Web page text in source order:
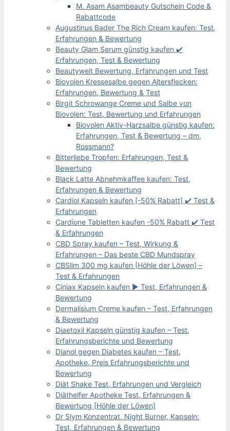
M. Asam Asambeauty Gutschein Code &
Rabattcode
Augustinus Bader The Rich Cream kaufen: Test,
Erfahrungen & Bewertung
Beauty Glam Serum günstig kaufen ✔️
Erfahrungen, Test & Bewertung
Beautywelt Bewertung, Erfahrungen und Test
Biovolen Kressesalbe gegen Altersflecken:
Erfahrungen, Bewertung & Test
Birgit Schrowange Creme und Salbe von
Biovolen: Test, Bewertung und Erfahrungen
Biovolen Aktiv-Harzsalbe günstig kaufen:
Erfahrungen, Test & Bewertung – dm,
Rossmann?
Bitterliebe Tropfen: Erfahrungen, Test &
Bewertung
Black Latte Abnehmkaffee kaufen: Test,
Erfahrungen & Bewertung
Cardiol Kapseln kaufen [-50% Rabatt] ✔️ Test &
Erfahrungen
Cardione Tabletten kaufen -50% Rabatt ✔️ Test
& Erfahrungen
CBD Spray kaufen – Test, Wirkung &
Erfahrungen – Das beste CBD Mundspray
CBSlim 300 mg kaufen [Höhle der Löwen] –
Test & Erfahrungen
Ciniax Kapseln kaufen ▶️ Test, Erfahrungen &
Bewertung
Dermalisium Creme kaufen – Test, Erfahrungen
& Bewertung
Diaetoxil Kapseln günstig kaufen – Test,
Erfahrungsberichte und Bewertung
Dianol gegen Diabetes kaufen – Test,
Apotheke, Preis Erfahrungsberichte und
Bewertung
Diät Shake Test, Erfahrungen und Vergleich
Diäthelfer Apotheke Test, Erfahrungen &
Bewertung [Höhle der Löwen]
Dr Slym Konzentrat, Night Burner, Kapseln:
Test, Erfahrungen & Bewertung